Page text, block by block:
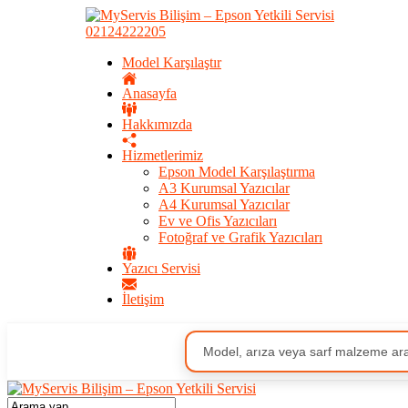
02124222205
Model Karşılaştır
Anasayfa
Hakkımızda
Hizmetlerimiz
Epson Model Karşılaştırma
A3 Kurumsal Yazıcılar
A4 Kurumsal Yazıcılar
Ev ve Ofis Yazıcıları
Fotoğraf ve Grafik Yazıcıları
Yazıcı Servisi
İletişim